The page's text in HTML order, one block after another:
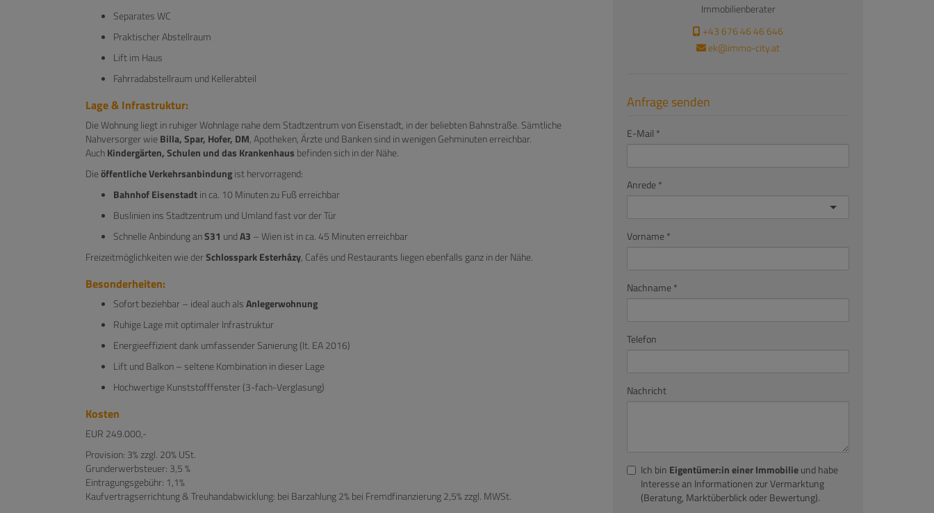
Separates WC
Praktischer Abstellraum
Lift im Haus
Fahrradabstellraum und Kellerabteil
Lage & Infrastruktur:
Die Wohnung liegt in ruhiger Wohnlage nahe dem Stadtzentrum von Eisenstadt, in der beliebten Bahnstraße. Sämtliche
Nahversorger wieBilla, Spar, Hofer, DM, Apotheken, Ärzte und Banken sind in wenigen Gehminuten erreichbar.
AuchKindergärten, Schulen und das Krankenhaus befinden sich in der Nähe.
Dieöffentliche Verkehrsanbindungist hervorragend:
Bahnhof Eisenstadtin ca. 10 Minuten zu Fuß erreichbar
Buslinien ins Stadtzentrum und Umland fast vor der Tür
Schnelle Anbindung anS31 undA3 – Wien ist in ca. 45 Minuten erreichbar
Freizeitmöglichkeiten wie derSchlosspark Esterházy, Cafés und Restaurants liegen ebenfalls ganz in der Nähe.
Besonderheiten:
Sofort beziehbar – ideal auch alsAnlegerwohnung
Ruhige Lage mit optimaler Infrastruktur
Energieeffizient dank umfassender Sanierung (lt. EA 2016)
Lift und Balkon – seltene Kombination in dieser Lage
Hochwertige Kunststofffenster (3-fach-Verglasung)
Kosten
EUR 249.000,-
Provision: 3% zzgl. 20% USt.
Grunderwerbsteuer: 3,5 %
Eintragungsgebühr: 1,1%
Kaufvertragserrichtung & Treuhandabwicklung: bei Barzahlung 2% bei Fremdfinanzierung 2,5% zzgl. MWSt.
Immobilienberater
+43 676 46 46 646
ek@immo-city.at
Anfrage senden
E-Mail
Anrede
Vorname
Nachname
Telefon
Nachricht
Ich bin Eigentümer:in einer Immobilieund habe
Interesse an Informationen zur Vermarktung
(Beratung, Marktüberblick oder Bewertung).